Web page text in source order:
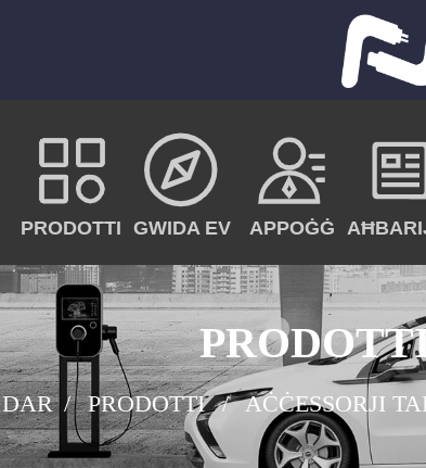
PRODOTTI GWIDA EV APPOĠĠ
DAR PRODOTTI AĊĊESSORJI